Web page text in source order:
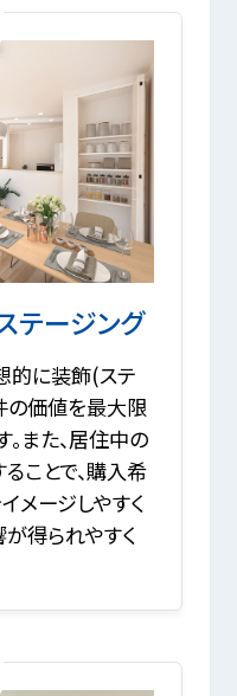
テージング
的に装飾(ステ
の価値を最大限
また、居住中の
ことで、購入希
メージしやすく
が得られやすく